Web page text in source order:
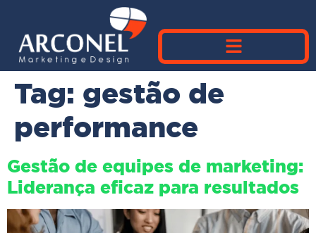
Tag: gestão de
performance
Gestão de equipes de marketing:
Liderança eficaz para resultados